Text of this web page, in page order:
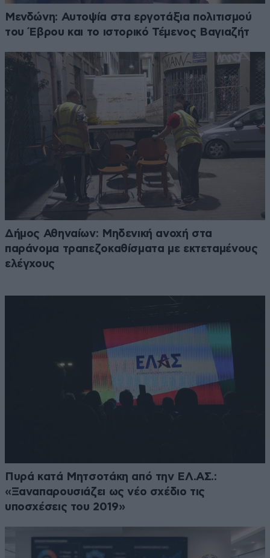
Μενδώνη: Αυτοψία στα εργοτάξια πολιτισμού
του Έβρου και το ιστορικό Τέμενος Βαγιαζήτ
Δήμος Αθηναίων: Μηδενική ανοχή στα
παράνομα τραπεζοκαθίσματα με εκτεταμένους
ελέγχους
Πυρά κατά Μητσοτάκη από την ΕΛ.ΑΣ.:
«Ξαναπαρουσιάζει ως νέο σχέδιο τις
υποσχέσεις του 2019»